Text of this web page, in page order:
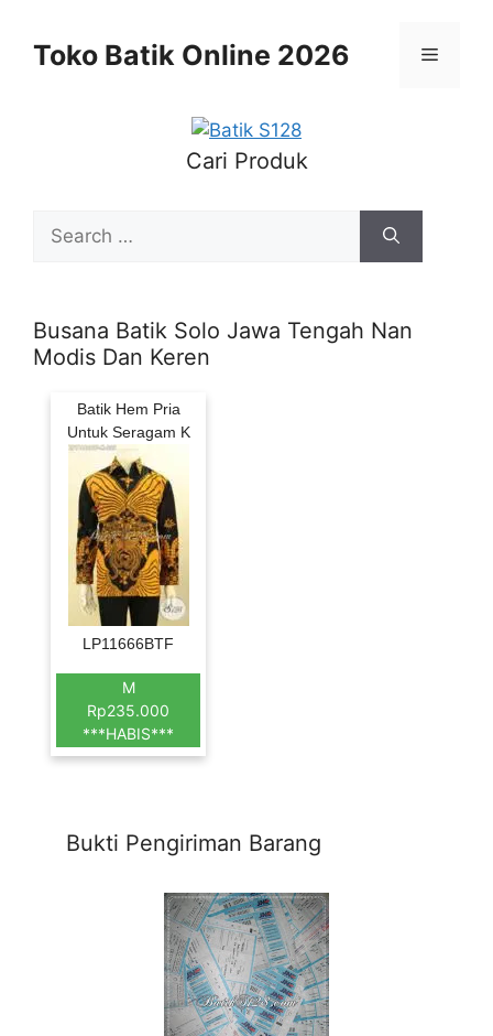
contentToko Batik Online 2026 Menu
Cari Produk
for:
Busana Batik Solo Jawa Tengah Nan
Modis Dan Keren
Batik Hem Pria
Untuk Seragam K
LP11666BTF
M
Rp235.000
***HABIS***
Bukti Pengiriman Barang